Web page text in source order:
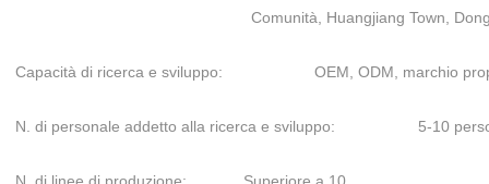
Comunità, Huangjiang Town,
Capacità di ricerca e sviluppo: OEM, ODM, marchio
N. di personale addetto alla ricerca e sviluppo: 5-10